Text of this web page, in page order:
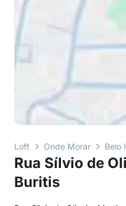
Loft Onde Morar Belo
Rua Sílvio de
Buritis